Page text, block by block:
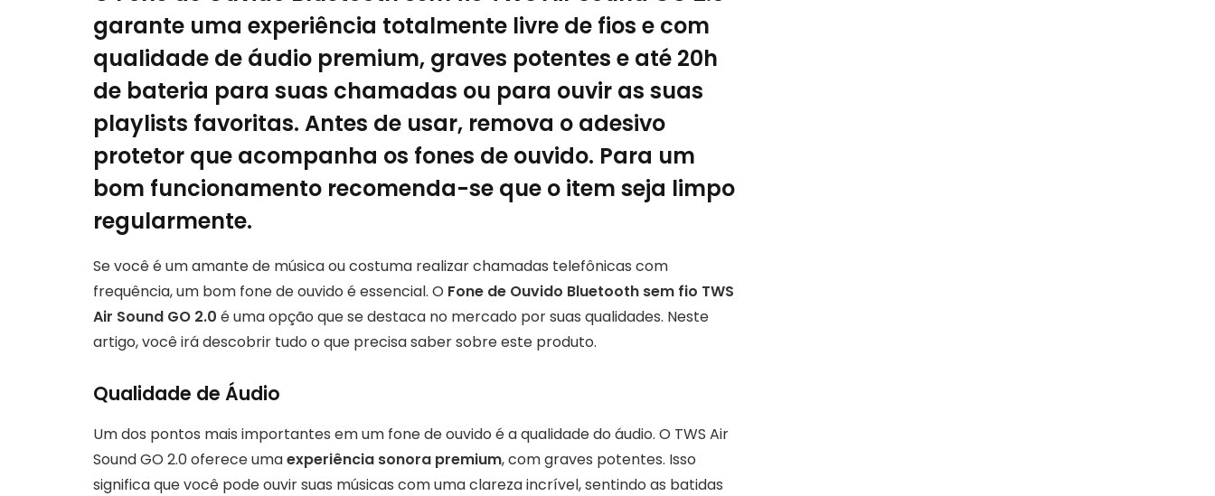
garante uma experiência totalmente livre de fios e com
qualidade de áudio premium, graves potentes e até 20h
de bateria para suas chamadas ou para ouvir as suas
playlists favoritas. Antes de usar, remova o adesivo
protetor que acompanha os fones de ouvido. Para um
bom funcionamento recomenda-se que o item seja limpo
regularmente.
Se você é um amante de música ou costuma realizar chamadas telefônicas com
frequência, um bom fone de ouvido é essencial. O Fone de Ouvido Bluetooth sem fio TWS
Air Sound GO 2.0 é uma opção que se destaca no mercado por suas qualidades. Neste
artigo, você irá descobrir tudo o que precisa saber sobre este produto.
Qualidade de Áudio
Um dos pontos mais importantes em um fone de ouvido é a qualidade do áudio. O TWS Air
Sound GO 2.0 oferece umaexperiência sonora premium, com graves potentes. Isso
significa que você pode ouvir suas músicas com uma clareza incrível, sentindo as batidas